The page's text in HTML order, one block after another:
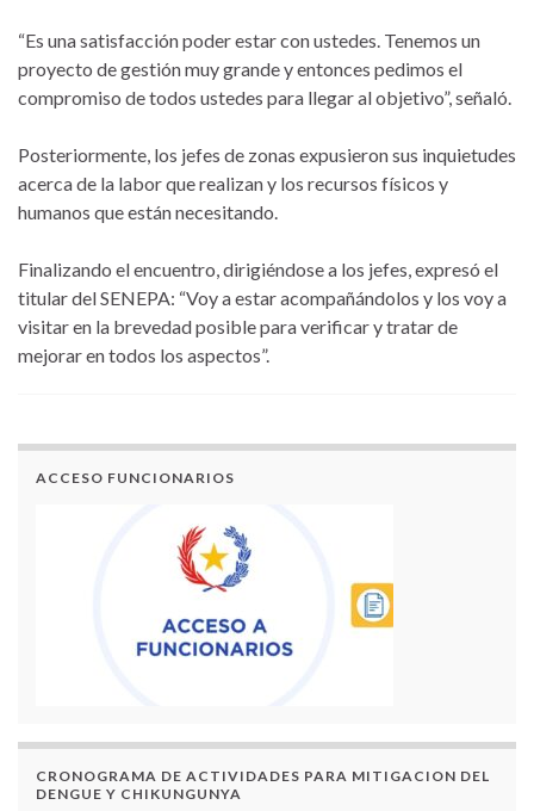
“Es una satisfacción poder estar con ustedes. Tenemos un
proyecto de gestión muy grande y entonces pedimos el
compromiso de todos ustedes para llegar al objetivo”, señaló.
Posteriormente, los jefes de zonas expusieron sus inquietudes
acerca de la labor que realizan y los recursos físicos y
humanos que están necesitando.
Finalizando el encuentro, dirigiéndose a los jefes, expresó el
titular del SENEPA: “Voy a estar acompañándolos y los voy a
visitar en la brevedad posible para verificar y tratar de
mejorar en todos los aspectos”.
ACCESO FUNCIONARIOS
CRONOGRAMA DE ACTIVIDADES PARA MITIGACION DEL
DENGUE Y CHIKUNGUNYA